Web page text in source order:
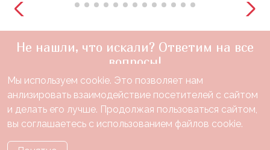
Не нашли, что искали? Ответим на все
вопросы!
+7(910)888-48-60
звонок по России бесплатный
Нужна консультация?
Мы используем cookie. Это позволяет нам
анлизировать взаимодействие посетителей с сайтом
и делать его лучше. Продолжая пользоваться сайтом,
вы соглашаетесь с использованием файлов cookie.